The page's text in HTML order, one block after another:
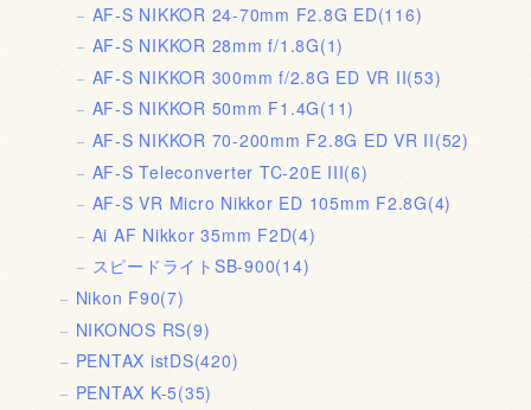
AF-S NIKKOR 24-70mm F2.8G ED(116)
AF-S NIKKOR 28mm f/1.8G(1)
AF-S NIKKOR 300mm f/2.8G ED VR II(53)
AF-S NIKKOR 50mm F1.4G(11)
AF-S NIKKOR 70-200mm F2.8G ED VR II(52)
AF-S Teleconverter TC-20E III(6)
AF-S VR Micro Nikkor ED 105mm F2.8G(4)
Ai AF Nikkor 35mm F2D(4)
スピードライトSB-900(14)
Nikon F90(7)
NIKONOS RS(9)
PENTAX istDS(420)
PENTAX K-5(35)